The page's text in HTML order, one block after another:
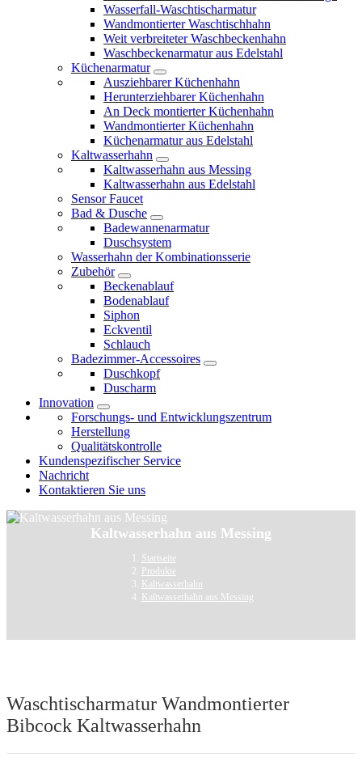
Wasserfall-Waschtischarmatur
Wandmontierter Waschtischhahn
Weit verbreiteter Waschbeckenhahn
Waschbeckenarmatur aus Edelstahl
Küchenarmatur
Ausziehbarer Küchenhahn
Herunterziehbarer Küchenhahn
An Deck montierter Küchenhahn
Wandmontierter Küchenhahn
Küchenarmatur aus Edelstahl
Kaltwasserhahn
Kaltwasserhahn aus Messing
Kaltwasserhahn aus Edelstahl
Sensor Faucet
Bad & Dusche
Badewannenarmatur
Duschsystem
Wasserhahn der Kombinationsserie
Zubehör
Beckenablauf
Bodenablauf
Siphon
Eckventil
Schlauch
Badezimmer-Accessoires
Duschkopf
Duscharm
Innovation
Forschungs- und Entwicklungszentrum
Herstellung
Qualitätskontrolle
Kundenspezifischer Service
Nachricht
Kontaktieren Sie uns
Kaltwasserhahn aus Messing
Startseite
Produkte
Kaltwasserhahn
Kaltwasserhahn aus Messing
Waschtischarmatur Wandmontierter
Bibcock Kaltwasserhahn